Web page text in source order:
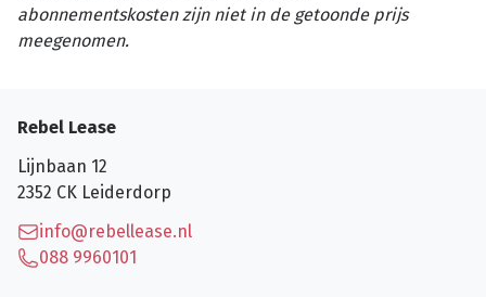
abonnementskosten zijn niet in de getoonde prijs
meegenomen.
Rebel Lease
Lijnbaan 12
2352 CK Leiderdorp
info@rebellease.nl
088 9960101